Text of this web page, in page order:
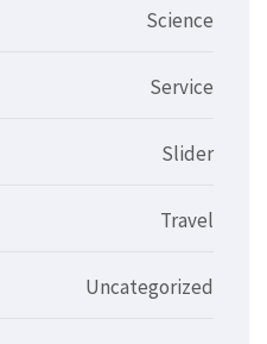
Science
Service
Slider
Travel
Uncategorized